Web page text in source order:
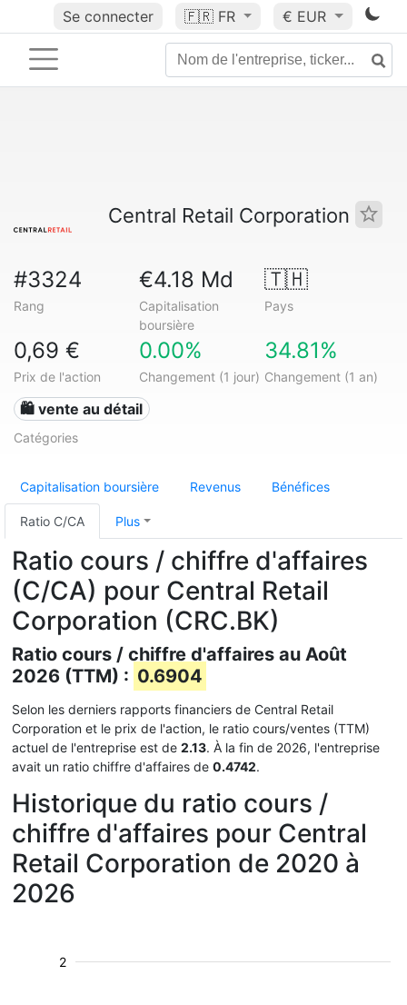
Se connecter 🇫🇷 FR € EUR
Central Retail Corporation
#3324
Rang
€4.18 Md
Capitalisation
boursière
🇹🇭
Pays
0,69 €
Prix de l'action
0.00%
Changement (1 jour)
34.81%
Changement (1 an)
🛍️ vente au détail
Catégories
Capitalisation boursière Revenus Bénéfices
Ratio C/CA Plus
Ratio cours / chiffre d'affaires
(C/CA) pour Central Retail
Corporation (CRC.BK)
Ratio cours / chiffre d'affaires au Août
2026 (TTM) : 0.6904
Selon les derniers rapports financiers de Central Retail
Corporation et le prix de l'action, le ratio cours/ventes (TTM)
actuel de l'entreprise est de 2.13. À la fin de 2026, l'entreprise
avait un ratio chiffre d'affaires de 0.4742.
Historique du ratio cours /
chiffre d'affaires pour Central
Retail Corporation de 2020 à
2026
2